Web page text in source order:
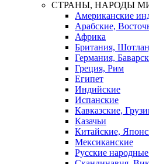
СТРАНЫ, НАРОДЫ
Американские
Арабские,
Африка
Британия,
Германия,
Греция, Рим
Египет
Индийские
Испанские
Кавказские,
Казачьи
Китайские,
Мексиканские
Русские